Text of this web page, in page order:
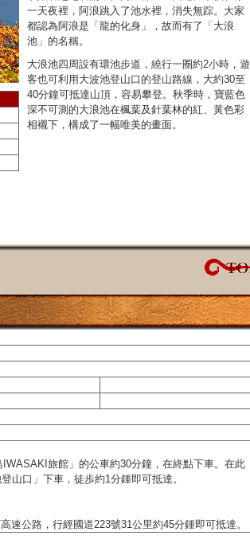
一天夜裡，阿浪跳入了池水裡，消失無踪。大家
都認為阿浪是「龍的化身」，故而有了「大浪
池」的名稱。
大浪池四周設有環池步道，繞行一圈約2小時，遊
客也可利用大波池登山口的登山路線，大約30至
40分鐘可抵達山頂，容易攀登。秋季時，寶藍色
深不可測的大浪池在楓葉及針葉林的紅、黃色彩
相襯下，構成了一幅唯美的畫面。
旅館」的公車約30分鐘，在終點下車。在此
山口」下車，徒歩約1分鍾即可抵達。
速公路，行經國道223號31公里約45分鍾即可抵達。